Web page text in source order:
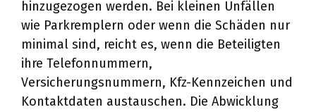
hinzugezogen werden. Bei kleinen Unfällen
wie Parkremplern oder wenn die Schäden nur
minimal sind, reicht es, wenn die Beteiligten
ihre Telefonnummern,
Versicherungsnummern, Kfz-Kennzeichen und
Kontaktdaten austauschen. Die Abwicklung